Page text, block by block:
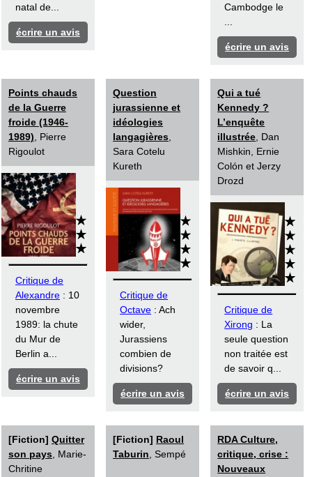
natal de...
écrire un avis
Cambodge le
écrire un avis
Points chauds
de la Guerre
froide (1946-
1989) , Pierre
Rigoulot
Critique de
Alexandre : 10
novembre
1989: la chute
du Mur de
Berlin a...
écrire un avis
Question
jurassienne et
idéologies
langagières
Sara Cotelu
Kureth
Critique de
Octave : Ach
wider,
Jurassiens
combien de
divisions?
écrire un avis
Qui a tué
Kennedy ?
L’enquête
illustrée , Dan
Mishkin, Ernie
Colón et Jerzy
Drozd
Critique de
Xirong : La
seule question
non traitée est
de savoir q...
écrire un avis
[Fiction] Quitter
son pays , Marie-
Chritine
[Fiction] Raoul
Taburin , Sempé
RDA Culture,
critique, crise :
Nouveaux